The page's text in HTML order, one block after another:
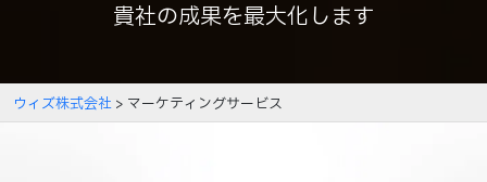
貴社の成果を最大化します
ウィズ株式会社 > マーケティングサービス